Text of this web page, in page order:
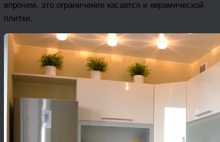
впрочем, это ограничение касается и керамической
плитки.